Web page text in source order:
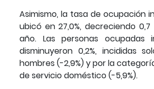
Asimismo, la tasa de ocupación
ubicó en 27,0%, decreciendo
año. Las personas ocupadas
disminuyeron 0,2%, incididas
hombres (-2,9%) y por la
de servicio doméstico (-5,9%).